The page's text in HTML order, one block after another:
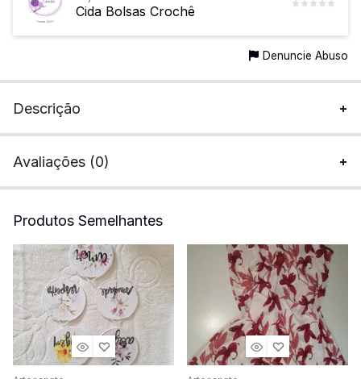
Cida Bolsas Crochê
Denuncie Abuso
Descrição
Avaliações (0)
Produtos Semelhantes